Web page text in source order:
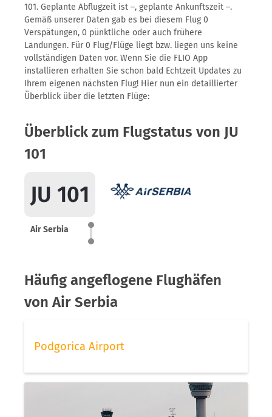
101. Geplante Abflugzeit ist –, geplante Ankunftszeit –.
Gemäß unserer Daten gab es bei diesem Flug 0
Verspätungen, 0 pünktliche oder auch frühere
Landungen. Für 0 Flug/Flüge liegt bzw. liegen uns keine
vollständigen Daten vor. Wenn Sie die FLIO App
installieren erhalten Sie schon bald Echtzeit Updates zu
Ihrem eigenen nächsten Flug! Hier nun ein detaillierter
Überblick über die letzten Flüge:
Überblick zum Flugstatus von JU
101
JU 101
Air Serbia
Häufig angeflogene Flughäfen
von Air Serbia
Podgorica Airport